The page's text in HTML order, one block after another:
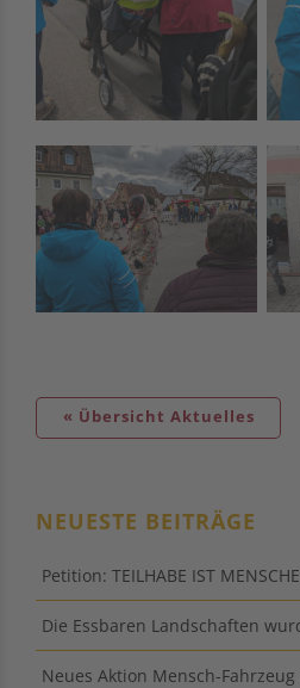
« Übersicht Aktuelles
NEUESTE BEITRÄGE
Petition: TEILHABE IST
Die Essbaren Landschaften
Neues Aktion Mensch-